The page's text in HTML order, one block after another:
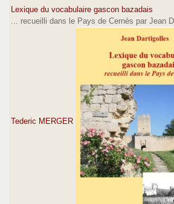
Lexique du vocabulaire gascon bazadais
... recueilli dans le Pays de Cernès par Jean
Tederic MERGER